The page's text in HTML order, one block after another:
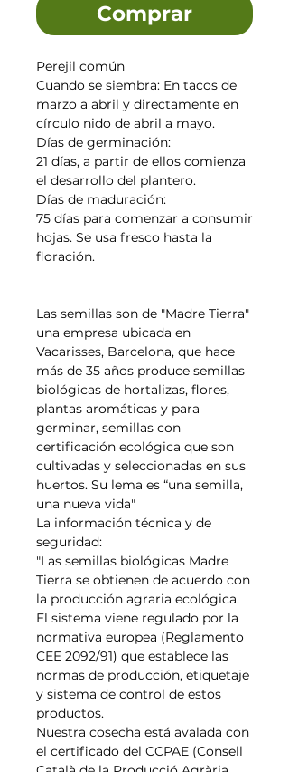
Comprar
Perejil común
Cuando se siembra: En tacos de
marzo a abril y directamente en
círculo nido de abril a mayo.
Días de germinación:
21 días, a partir de ellos comienza
el desarrollo del plantero.
Días de maduración:
75 días para comenzar a consumir
hojas. Se usa fresco hasta la
floración.
Las semillas son de "Madre Tierra"
una empresa ubicada en
Vacarisses, Barcelona, que hace
más de 35 años produce semillas
biológicas de hortalizas, flores,
plantas aromáticas y para
germinar, semillas con
certificación ecológica que son
cultivadas y seleccionadas en sus
huertos. Su lema es “una semilla,
una nueva vida"
La información técnica y de
seguridad:
"Las semillas biológicas Madre
Tierra se obtienen de acuerdo con
la producción agraria ecológica.
El sistema viene regulado por la
normativa europea (Reglamento
CEE 2092/91) que establece las
normas de producción, etiquetaje
y sistema de control de estos
productos.
Nuestra cosecha está avalada con
el certificado del CCPAE (Consell